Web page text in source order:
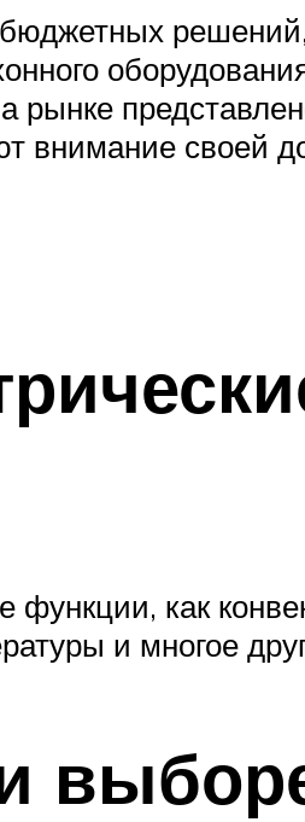
рынке
внимание своей
функции, как
и многое